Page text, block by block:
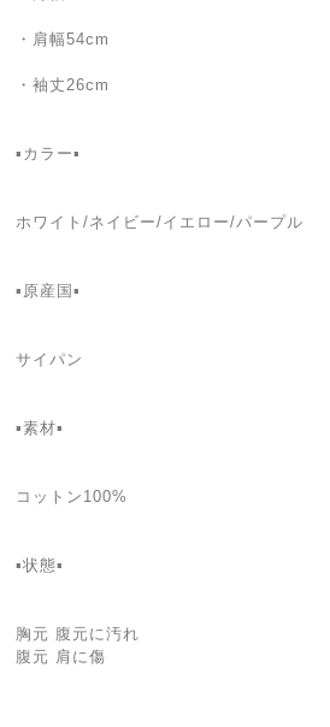
・肩幅54cm
・袖丈26cm
▪️カラー▪️
ホワイト/ネイビー/イエロー/パープル
▪️原産国▪️
サイパン
▪️素材▪️
コットン100%
▪️状態▪️
胸元 腹元に汚れ
腹元 肩に傷